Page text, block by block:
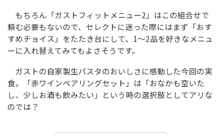
もちろん「ガストフィットメニュー2」はこの組合せで
頼む必要もないので、セレクトに迷った際にはまず「おす
すめチョイス」をたたき台にして、1～2品を好きなメニュ
ーに入れ替えてみてもよさそうです。
ガストの自家製生パスタのおいしさに感動した今回の実
食。「赤ワインペアリングセット」は「おなかも空いた
し、少しお酒も飲みたい」という時の選択肢としてアリな
のでは？